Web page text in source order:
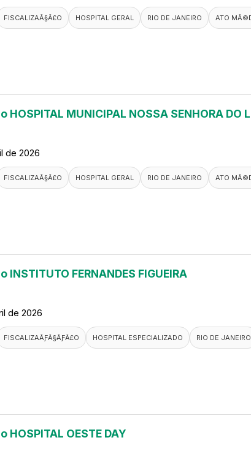
FISCALIZAÃ§Ã£O HOSPITAL GERAL RIO DE JANEIRO ATO
HOSPITAL MUNICIPAL NOSSA SENHORA DO
de 2026
FISCALIZAÃ§Ã£O HOSPITAL GERAL RIO DE JANEIRO ATO
INSTITUTO FERNANDES FIGUEIRA
de 2026
FISCALIZAÃƑÂ§ÃƑÂ£O HOSPITAL ESPECIALIZADO RIO DE JANEIRO
HOSPITAL OESTE DAY